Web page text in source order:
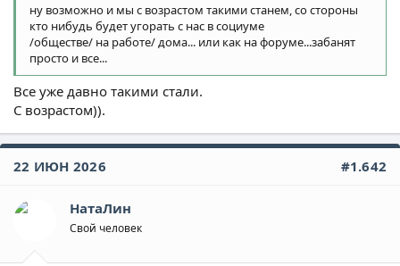
ну возможно и мы с возрастом такими станем, со стороны
кто нибудь будет угорать с нас в социуме
/обществе/ на работе/ дома... или как на форуме...забанят
просто и все...
Все уже давно такими стали.
С возрастом)).
22 ИЮН 2026 #1.642
НатаЛин
Свой человек